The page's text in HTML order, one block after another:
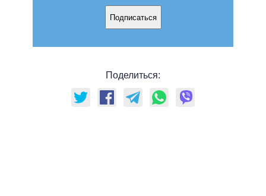
Подписаться
Поделиться: